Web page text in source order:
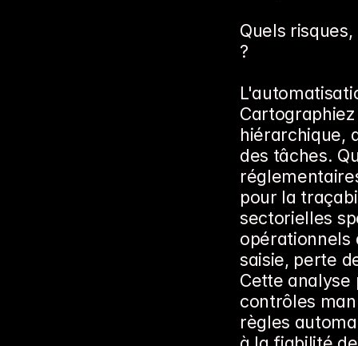
Quels
?
hiérarchique,
des tâches.
pour la
sectorielles
opérationnels
saisie, perte
Cette analyse
contrôles
règles